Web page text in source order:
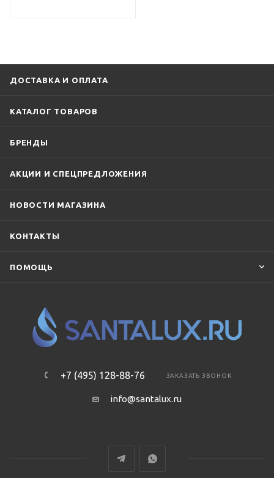
ДОСТАВКА И ОПЛАТА
КАТАЛОГ ТОВАРОВ
БРЕНДЫ
АКЦИИ И СПЕЦПРЕДЛОЖЕНИЯ
НОВОСТИ МАГАЗИНА
КОНТАКТЫ
ПОМОЩЬ
+7 (495) 128-88-76 ЗАКАЗАТЬ ЗВОНОК
info@santalux.ru